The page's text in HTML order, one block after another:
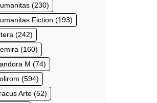
(230)
Fiction (193)
(242)
(160)
M (74)
(594)
Arte (52)